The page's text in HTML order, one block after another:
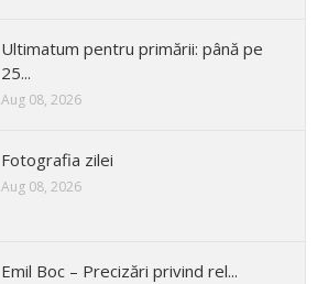
Ultimatum pentru primării: până pe
25...
Aug 08, 2026
Fotografia zilei
Aug 08, 2026
Emil Boc – Precizări privind rel...